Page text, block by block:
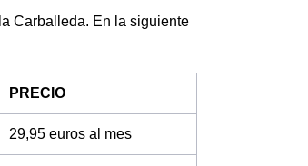
Carballeda. En la siguiente
PRECIO
29,95 euros al mes